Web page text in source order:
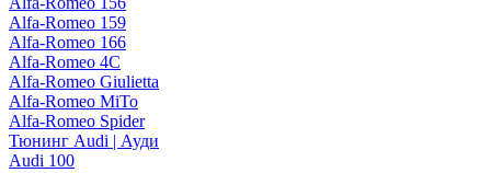
Alfa-Romeo 159
Alfa-Romeo 166
Alfa-Romeo 4C
Alfa-Romeo Giulietta
Alfa-Romeo MiTo
Alfa-Romeo Spider
Тюнинг Audi | Ауди
Audi 100